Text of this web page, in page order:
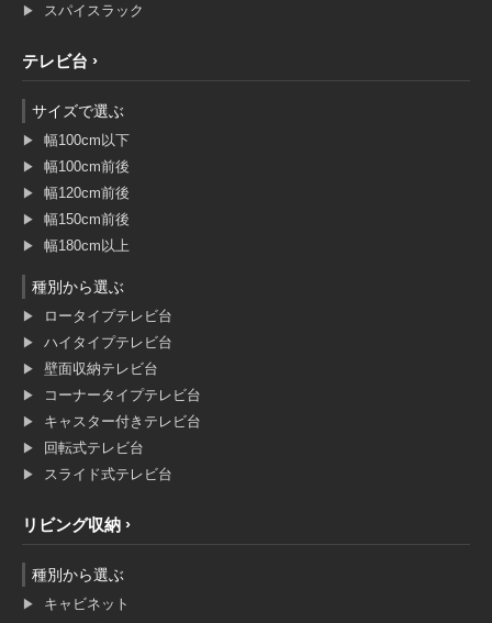
スパイスラック
テレビ台
サイズで選ぶ
幅100cm以下
幅100cm前後
幅120cm前後
幅150cm前後
幅180cm以上
種別から選ぶ
ロータイプテレビ台
ハイタイプテレビ台
壁面収納テレビ台
コーナータイプテレビ台
キャスター付きテレビ台
回転式テレビ台
スライド式テレビ台
リビング収納
種別から選ぶ
キャビネット